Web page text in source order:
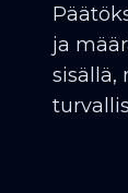
ja
sisällä,